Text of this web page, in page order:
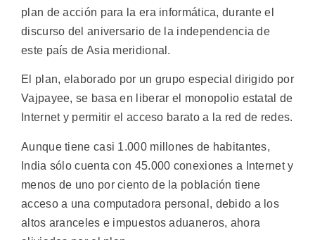
plan de acción para la era informática, durante el
discurso del aniversario de la independencia de
este país de Asia meridional.
El plan, elaborado por un grupo especial dirigido por
Vajpayee, se basa en liberar el monopolio estatal de
Internet y permitir el acceso barato a la red de redes.
Aunque tiene casi 1.000 millones de habitantes,
India sólo cuenta con 45.000 conexiones a Internet y
menos de uno por ciento de la población tiene
acceso a una computadora personal, debido a los
altos aranceles e impuestos aduaneros, ahora